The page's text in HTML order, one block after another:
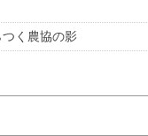
く農協の影